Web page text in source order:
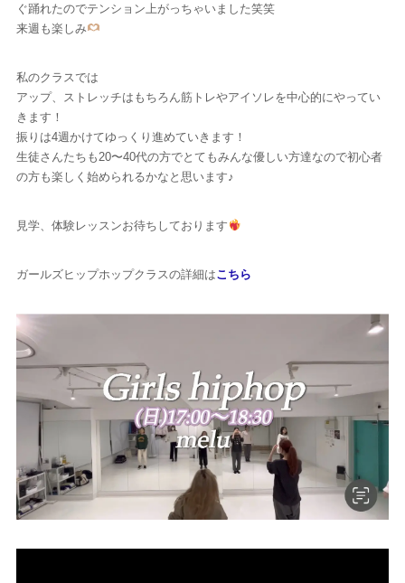
ぐ踊れたのでテンション上がっちゃいました笑笑
来週も楽しみ
私のクラスでは
アップ、ストレッチはもちろん筋トレやアイソレを中心的にやってい
きます！
振りは4週かけてゆっくり進めていきます！
生徒さんたちも20〜40代の方でとてもみんな優しい方達なので初心者
の方も楽しく始められるかなと思います♪
見学、体験レッスンお待ちしております
ガールズヒップホップクラスの詳細はこちら